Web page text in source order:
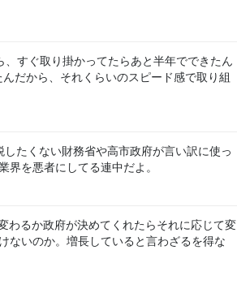
すぐ取り掛かってたらあと半年でできたん
だから、それくらいのスピード感で取り組
たくない財務省や高市政府が言い訳に使っ
界を悪者にしてる連中だよ。
わるか政府が決めてくれたらそれに応じて変
ないのか。増長していると言わざるを得な